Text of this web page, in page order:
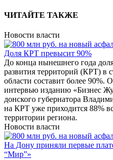
ЧИТАЙТЕ ТАКЖЕ
Новости власти
Доля КРТ превысит 90%
До конца нынешнего года
развития территорий (КРТ) в
области составит более 90%.
интервью изданию «Бизнес
донского губернатора
на КРТ уже приходится 88%
территории региона.
Новости власти
На Дону приняли первые
“Мир”»